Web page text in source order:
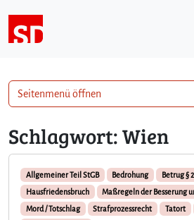
Schlagwort:Wien
Allgemeiner Teil StGB Bedrohung Betrug §
Hausfriedensbruch
Maßregeln der Besserung
Mord / Totschlag
Strafprozessrecht Tatort
Seitenmenü öffnen